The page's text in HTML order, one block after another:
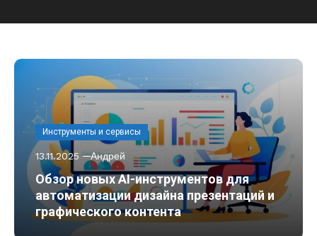
Инструменты и сервисы
13.11.2025 Андрей
Обзор новых AI-инструментов для
автоматизации дизайна презентаций и
графического контента